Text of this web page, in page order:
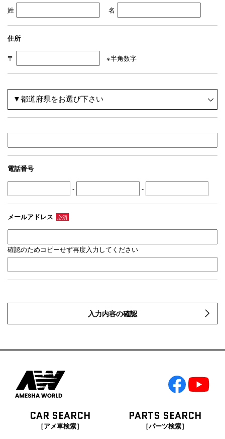
姓 名
住所
〒 ※半角数字
電話番号
- -
メールアドレス 必須
確認のためコピーせず再度入力してください
入力内容の確認
CAR SEARCH
［アメ車検索］
PARTS SEARCH
［パーツ検索］